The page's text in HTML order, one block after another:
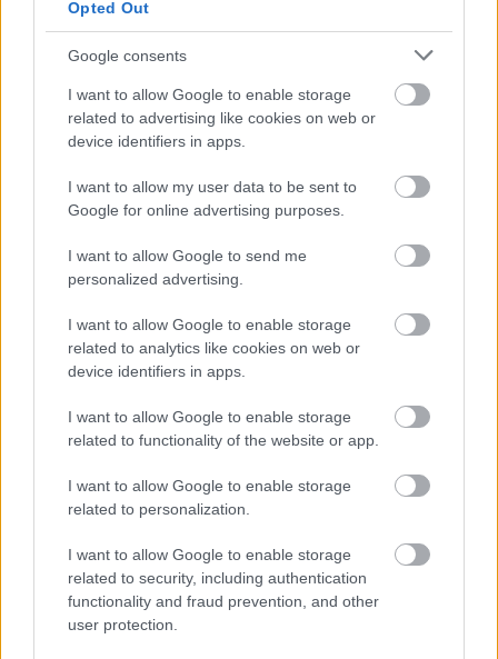
Opted Out
Google consents
I want to allow Google to enable storage
related to advertising like cookies on web or
device identifiers in apps.
I want to allow my user data to be sent to
Google for online advertising purposes.
I want to allow Google to send me
personalized advertising.
I want to allow Google to enable storage
related to analytics like cookies on web or
device identifiers in apps.
I want to allow Google to enable storage
related to functionality of the website or app.
I want to allow Google to enable storage
related to personalization.
I want to allow Google to enable storage
related to security, including authentication
functionality and fraud prevention, and other
user protection.
- Az első magyarpiréz arvisurák a Google találati
listán jelentek meg. Mondhatnánk gerilla-
Az Arvisura mint virtuális sms-